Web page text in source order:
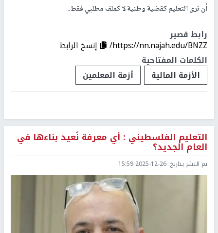
أن نرى التعليم كقضية وطنية لا كملف مطلبي فقط.
رابط قصير
https://nn.najah.edu/BNZZ/
إنسخ الرابط
الكلمات المفتاحية
الأزمة المالية
أزمة المعلمين
التعليم الفلسطيني : أي معرفة نُعيد بناءها في
العام الجديد؟
تم النشر بتاريخ: 2025-12-26 15:59